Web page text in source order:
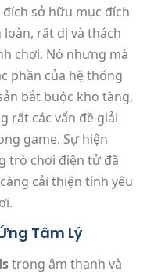
sở hữu mục đích
rất dị và thách
chơi. Nó nhưng mà
phần của hệ thống
bắt buộc kho tàng,
rất các vấn đề giải
game. Sự hiện
trò chơi điện tử đã
cải thiện tính yêu
Tâm Lý
trong âm thanh và